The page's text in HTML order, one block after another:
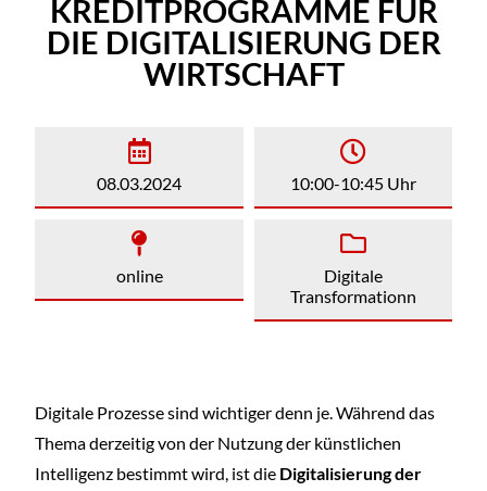
KREDITPROGRAMME FÜR
DIE DIGITALISIERUNG DER
WIRTSCHAFT
08.03.2024 10:00-10:45 Uhr
online
Digitale
Transformationn
Digitale Prozesse sind wichtiger denn je. Während das
Thema derzeitig von der Nutzung der künstlichen
Intelligenz bestimmt wird, ist die Digitalisierung der